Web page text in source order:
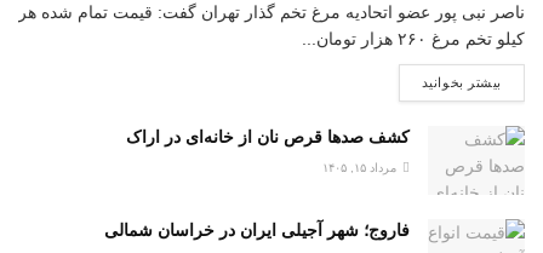
ناصر نبی پور عضو اتحادیه مرغ تخم گذار تهران گفت: قیمت تمام شده هر
کیلو تخم مرغ ۲۶۰ هزار تومان...
بیشتر بخوانید
کشف صدها قرص نان از خانه‌ای در اراک
مرداد ۱۵, ۱۴۰۵
فاروج؛ شهر آجیلی ایران در خراسان شمالی